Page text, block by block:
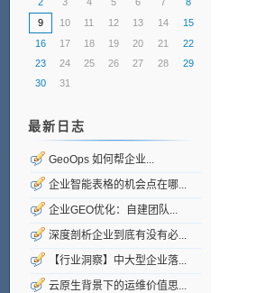
9
10 11 12 13 14
15
16
17 18 19 20 21
22
23
24 25 26 27 28
29
30
31
最新日志
GeoOps 如何帮企业...
企业智能表格的机会点在哪...
企业GEO优化：自建团队...
深度剖析企业到底有没有必...
【行业洞察】中大型企业落...
云原生背景下的运维价值思...